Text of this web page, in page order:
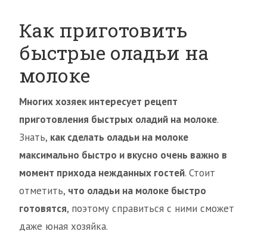
Как приготовить
быстрые оладьи на
молоке
Многих хозяек интересует рецепт
приготовления быстрых оладий на молоке.
Знать, как сделать оладьи на молоке
максимально быстро и вкусно очень важно в
момент прихода нежданных гостей. Стоит
отметить, что оладьи на молоке быстро
готовятся, поэтому справиться с ними сможет
даже юная хозяйка.